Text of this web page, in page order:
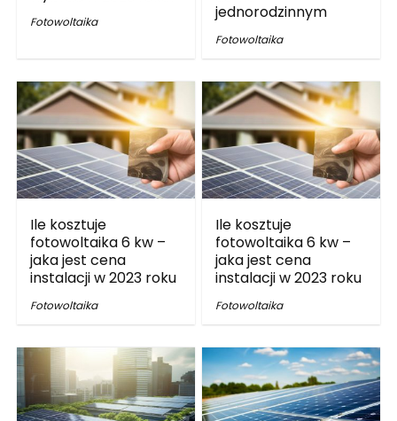
Fotowoltaika
jednorodzinnym
Fotowoltaika
Ile kosztuje
fotowoltaika 6 kw –
jaka jest cena
instalacji w 2023 roku
Fotowoltaika
Ile kosztuje
fotowoltaika 6 kw –
jaka jest cena
instalacji w 2023 roku
Fotowoltaika